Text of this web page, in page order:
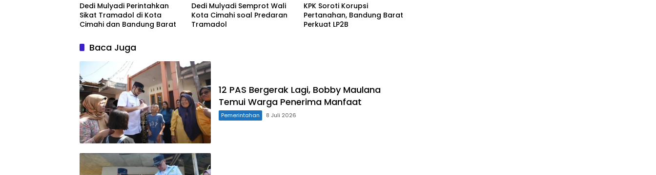
Dedi Mulyadi Perintahkan
Sikat Tramadol di Kota
Cimahi dan Bandung Barat
Dedi Mulyadi Semprot Wali
Kota Cimahi soal Predaran
Tramadol
KPK Soroti Korupsi
Pertanahan, Bandung Barat
Perkuat LP2B
Baca Juga
12 PAS Bergerak Lagi, Bobby Maulana
Temui Warga Penerima Manfaat
Pemerintahan 8 Juli 2026